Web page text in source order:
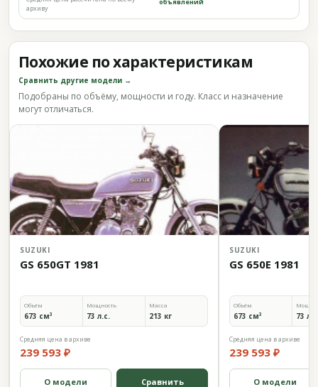
архиву
Похожие по характеристикам
Сравнить другие модели →
Подобраны по объёму, мощности и году. Класс и назначение
могут отличаться.
SUZUKI
GS 650GT 1981
Объём
673 см³
Мощность
73 л.с.
Масса
213 кг
Средняя цена в архиве
239 593 ₽
О модели Сравнить
SUZUKI
GS 650E 1981
Объём
673 см³ 73
Средняя цена в архиве
239 593 ₽
О модели